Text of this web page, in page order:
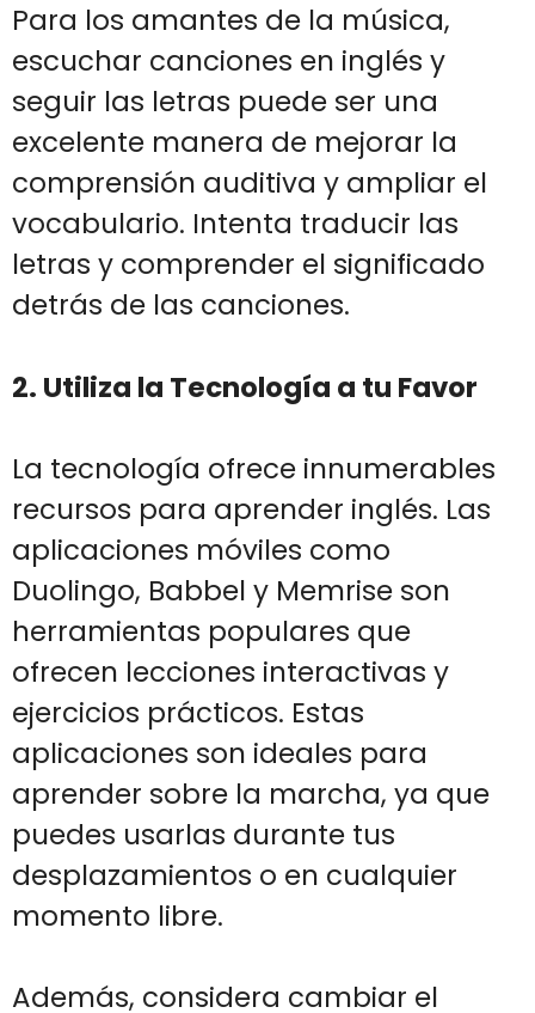
Para los amantes de la música,
escuchar canciones en inglés y
seguir las letras puede ser una
excelente manera de mejorar la
comprensión auditiva y ampliar el
vocabulario. Intenta traducir las
letras y comprender el significado
detrás de las canciones.
2. Utiliza la Tecnología a tu Favor
La tecnología ofrece innumerables
recursos para aprender inglés. Las
aplicaciones móviles como
Duolingo, Babbel y Memrise son
herramientas populares que
ofrecen lecciones interactivas y
ejercicios prácticos. Estas
aplicaciones son ideales para
aprender sobre la marcha, ya que
puedes usarlas durante tus
desplazamientos o en cualquier
momento libre.
Además, considera cambiar el